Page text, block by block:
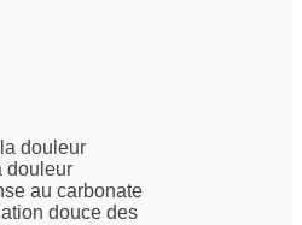
douleur
douleur
au carbonate
douce des